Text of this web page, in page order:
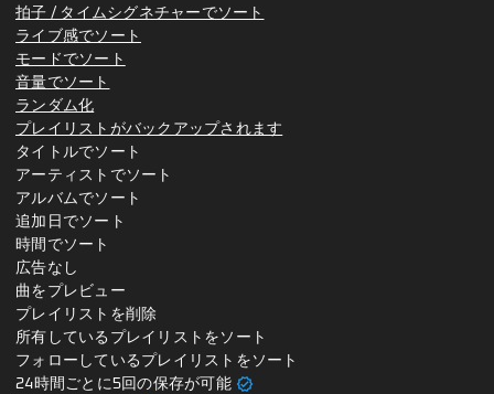
拍子 / タイムシグネチャーでソート
ライブ感でソート
モードでソート
音量でソート
ランダム化
プレイリストがバックアップされます
タイトルでソート
アーティストでソート
アルバムでソート
追加日でソート
時間でソート
広告なし
曲をプレビュー
プレイリストを削除
所有しているプレイリストをソート
フォローしているプレイリストをソート
24時間ごとに5回の保存が可能 verified